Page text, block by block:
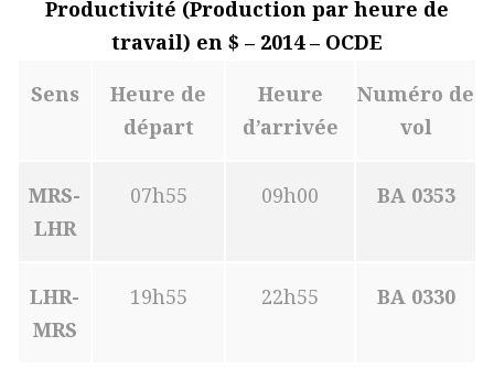
Productivité (Production par heure de
travail) en $ – 2014 – OCDE
Sens
Heure de
départ
Heure
d’arrivée
Numéro de
vol
MRS-
LHR
07h55 09h00 BA 0353
LHR-
MRS
19h55 22h55 BA 0330